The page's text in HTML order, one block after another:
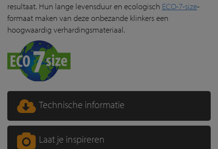
resultaat. Hun lange levensduur en ecologisch ECO-7-size-
formaat maken van deze onbezande klinkers een
hoogwaardig verhardingsmateriaal.
Technische informatie
Laat je inspireren